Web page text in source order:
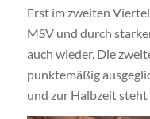
Erst im zweiten
MSV und durch
auch wieder. Die
punktemäßig
und zur Halbzeit steht